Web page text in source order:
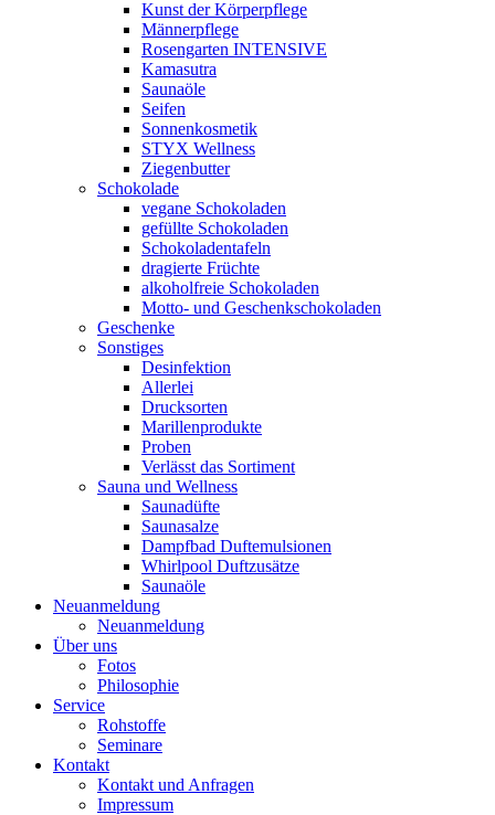
Kunst der Körperpflege
Männerpflege
Rosengarten INTENSIVE
Kamasutra
Saunaöle
Seifen
Sonnenkosmetik
STYX Wellness
Ziegenbutter
Schokolade
vegane Schokoladen
gefüllte Schokoladen
Schokoladentafeln
dragierte Früchte
alkoholfreie Schokoladen
Motto- und Geschenkschokoladen
Geschenke
Sonstiges
Desinfektion
Allerlei
Drucksorten
Marillenprodukte
Proben
Verlässt das Sortiment
Sauna und Wellness
Saunadüfte
Saunasalze
Dampfbad Duftemulsionen
Whirlpool Duftzusätze
Saunaöle
Neuanmeldung
Neuanmeldung
Über uns
Fotos
Philosophie
Service
Rohstoffe
Seminare
Kontakt
Kontakt und Anfragen
Impressum